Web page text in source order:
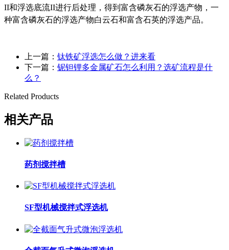
II和浮选底流II进行后处理，得到富含磷灰石的浮选产物，一
种富含磷灰石的浮选产物白云石和富含石英的浮选产品。
上一篇： 钛铁矿浮选怎么做？进来看
下一篇： 铌钽锂多金属矿石怎么利用？选矿流程是什
么？
Related Products
相关产品
药剂搅拌槽
SF型机械搅拌式浮选机